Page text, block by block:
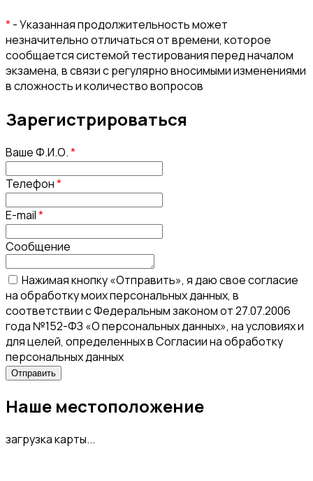
*- Указанная продолжительность может
незначительно отличаться от времени, которое
сообщается системой тестирования перед началом
экзамена, в связи с регулярно вносимыми изменениями
в сложность и количество вопросов
Зарегистрироваться
Ваше Ф.И.О.*
Телефон*
E-mail*
Сообщение
Нажимая кнопку «Отправить», я даю свое согласие
на обработку моих персональных данных, в
соответствии с Федеральным законом от 27.07.2006
года №152-ФЗ «О персональных данных», на условиях и
для целей, определенных в Согласии на обработку
персональных данных
Наше местоположение
загрузка карты...